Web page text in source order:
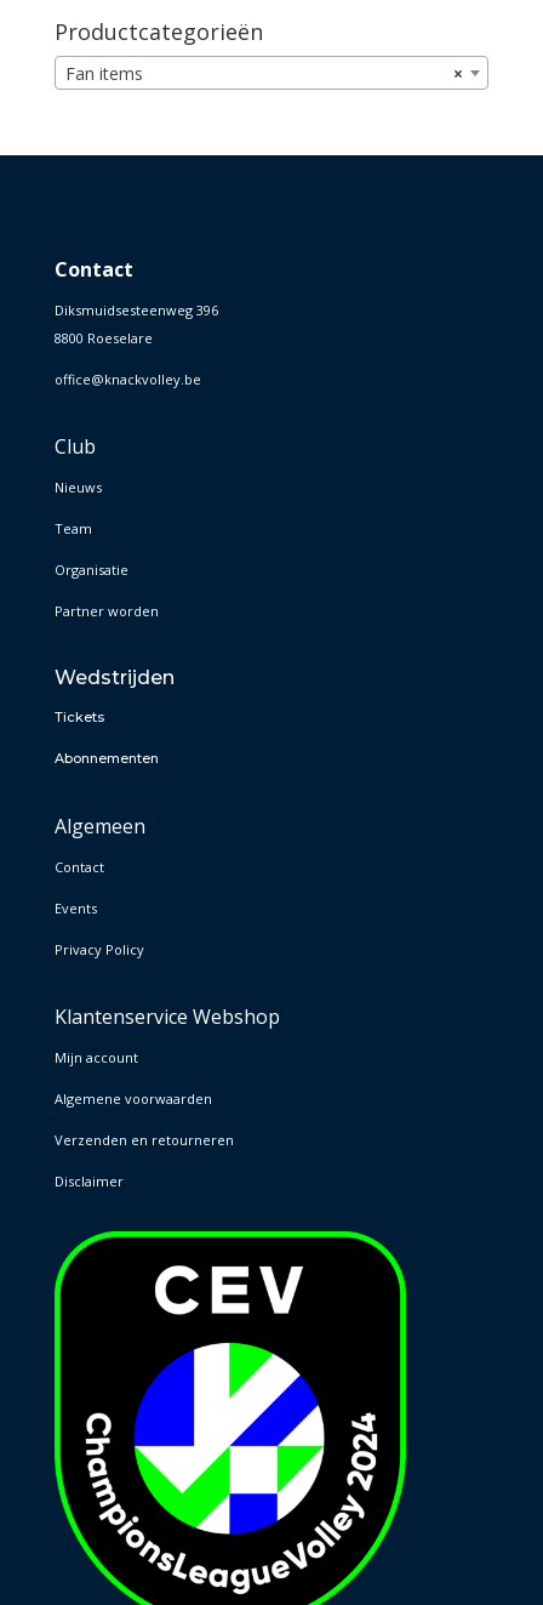
Productcategorieën
×
Fan items
Contact
Diksmuidsesteenweg 396
8800 Roeselare
office@knackvolley.be
Club
Nieuws
Team
Organisatie
Partner worden
Wedstrijden
Tickets
Abonnementen
Algemeen
Contact
Events
Privacy Policy
Klantenservice Webshop
Mijn account
Algemene voorwaarden
Verzenden en retourneren
Disclaimer